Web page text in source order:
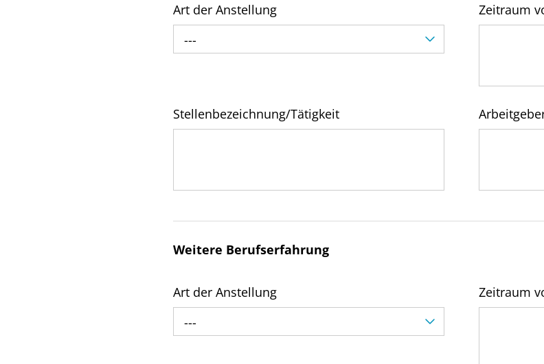
Art der Anstellung
---
Zeitraum
Stellenbezeichnung/Tätigkeit
Weitere Berufserfahrung
Art der Anstellung
---
Zeitraum